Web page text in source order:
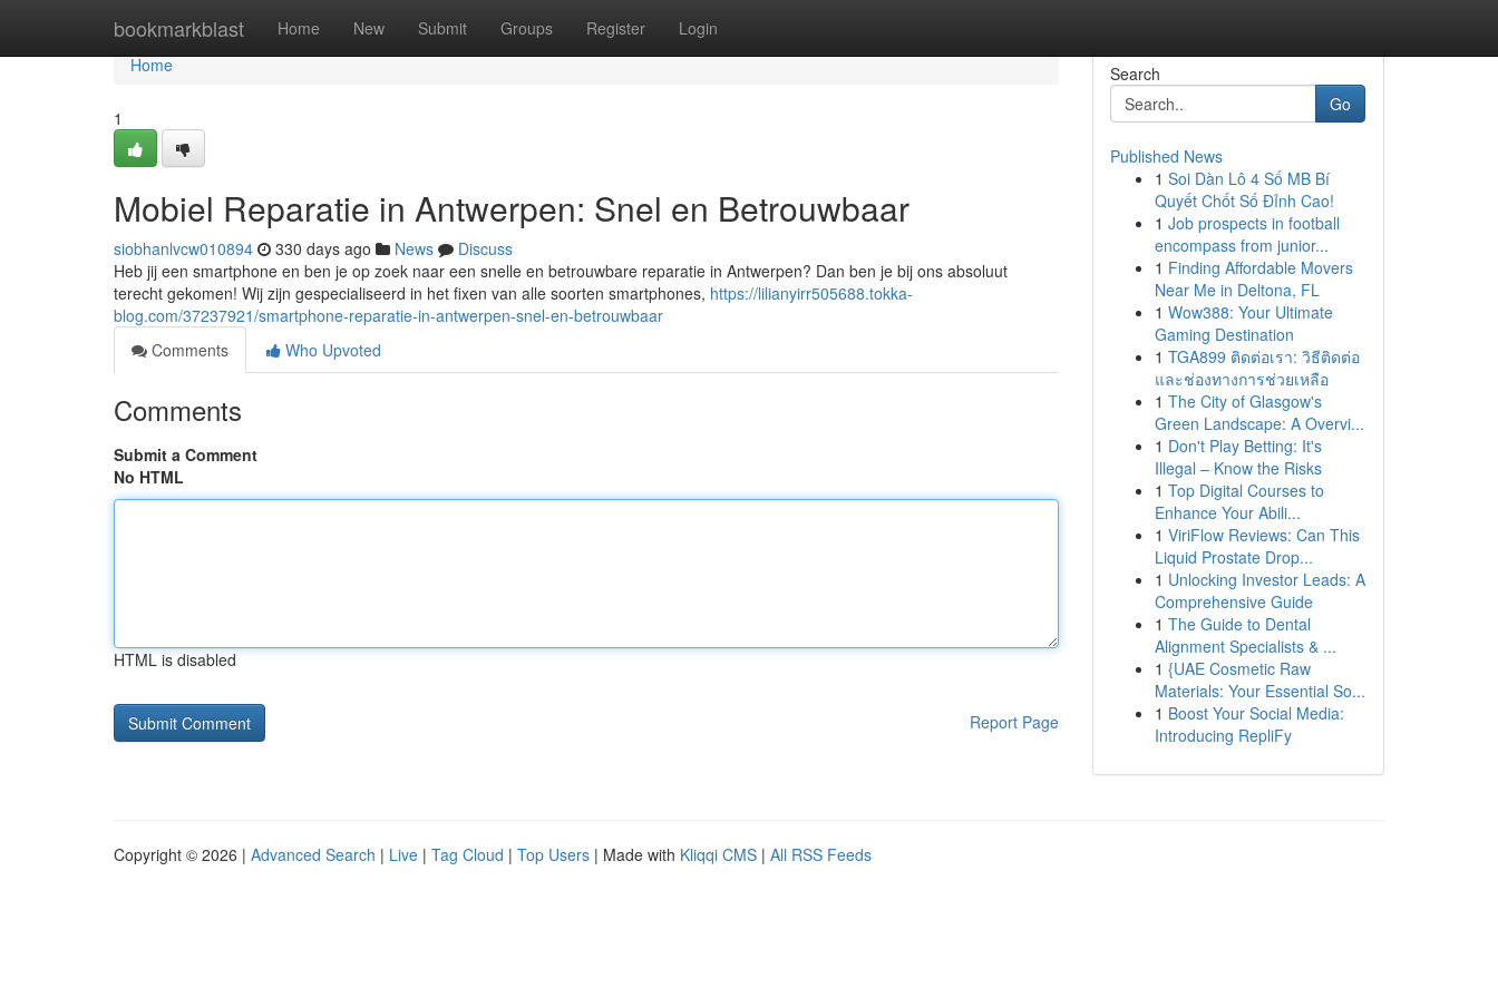
bookmarkblast Home New Submit Groups Register Login
Home
Home
1
Mobiel Reparatie in Antwerpen: Snel en Betrouwbaar
siobhanlvcw010894 330 days ago News
Discuss
Heb jij een smartphone en ben je op zoek naar een snelle en betrouwbare reparatie in Antwerpen? Dan ben je bij ons absoluut
terecht gekomen! Wij zijn gespecialiseerd in het fixen van alle soorten smartphones, https://lilianyirr505688.tokka-
blog.com/37237921/smartphone-reparatie-in-antwerpen-snel-en-betrouwbaar
Comments
Who Upvoted
Comments
Submit a Comment
No HTML
HTML is disabled
Report Page
Search
Go
Published News
1 Soi Dàn Lô 4 Số MB Bí
Quyết Chốt Số Đỉnh Cao!
1 Job prospects in football
encompass from junior...
1 Finding Affordable Movers
Near Me in Deltona, FL
1 Wow388: Your Ultimate
Gaming Destination
1 TGA899 ติดต่อเรา: วิธีติดต่อ
และช่องทางการช่วยเหลือ
1 The City of Glasgow's
Green Landscape: A Overvi...
1 Don't Play Betting: It's
Illegal – Know the Risks
1 Top Digital Courses to
Enhance Your Abili...
1 ViriFlow Reviews: Can This
Liquid Prostate Drop...
1 Unlocking Investor Leads: A
Comprehensive Guide
1 The Guide to Dental
Alignment Specialists & ...
1 {UAE Cosmetic Raw
Materials: Your Essential So...
1 Boost Your Social Media:
Introducing RepliFy
Copyright © 2026 | Advanced Search | Live | Tag Cloud | Top Users | Made with Kliqqi CMS | All RSS Feeds